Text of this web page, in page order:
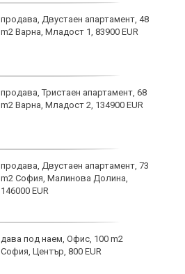
продава, Двустаен апартамент, 48
m2 Варна, Младост 1, 83900 EUR
продава, Тристаен апартамент, 68
m2 Варна, Младост 2, 134900 EUR
продава, Двустаен апартамент, 73
m2 София, Малинова Долина,
146000 EUR
дава под наем, Офис, 100 m2
София, Център, 800 EUR